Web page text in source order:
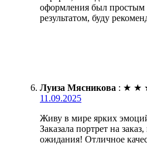
оформления был
результатом, буду
Луиза Мясникова : ★ ★
11.09.2025
Живу в мире ярких
Заказала портрет на
ожидания! Отличное